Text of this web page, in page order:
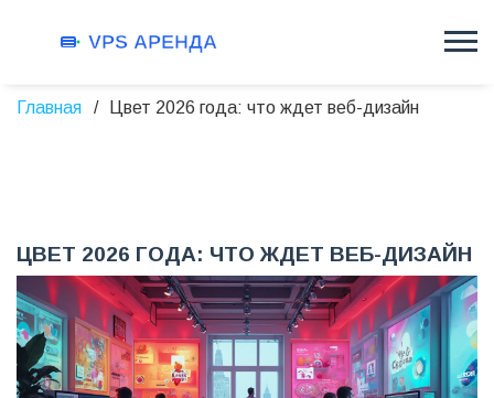
Главная Цвет 2026 года: что ждет веб-дизайн
ЦВЕТ 2026 ГОДА: ЧТО ЖДЕТ ВЕБ-ДИЗАЙН